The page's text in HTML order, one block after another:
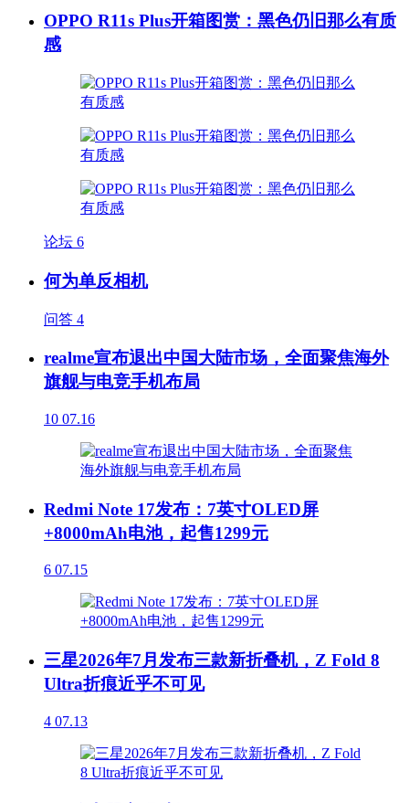
OPPO R11s Plus开箱图赏：黑色仍旧那么有质
感
论坛 6
何为单反相机
问答 4
realme宣布退出中国大陆市场，全面聚焦海外
旗舰与电竞手机布局
10 07.16
Redmi Note 17发布：7英寸OLED屏
+8000mAh电池，起售1299元
6 07.15
三星2026年7月发布三款新折叠机，Z Fold 8
Ultra折痕近乎不可见
4 07.13